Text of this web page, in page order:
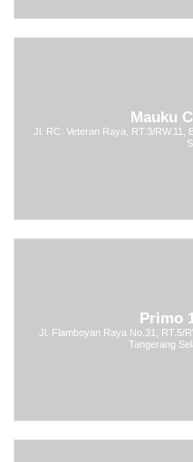
Mauku
Jl. RC. Veteran Raya, RT.3/RW.11,
Primo
Jl. Flamboyan Raya No.31, RT.5/
Tangerang